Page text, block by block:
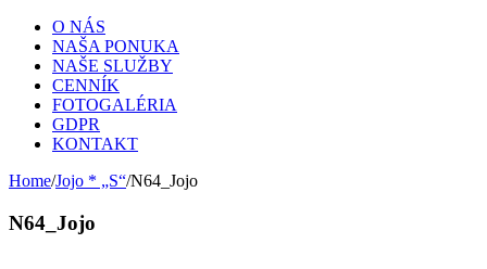
O NÁS
NAŠA PONUKA
NAŠE SLUŽBY
CENNÍK
FOTOGALÉRIA
GDPR
KONTAKT
Home/Jojo * „S“/N64_Jojo
N64_Jojo